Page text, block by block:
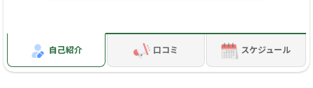
自己紹介 口コミ スケジュール